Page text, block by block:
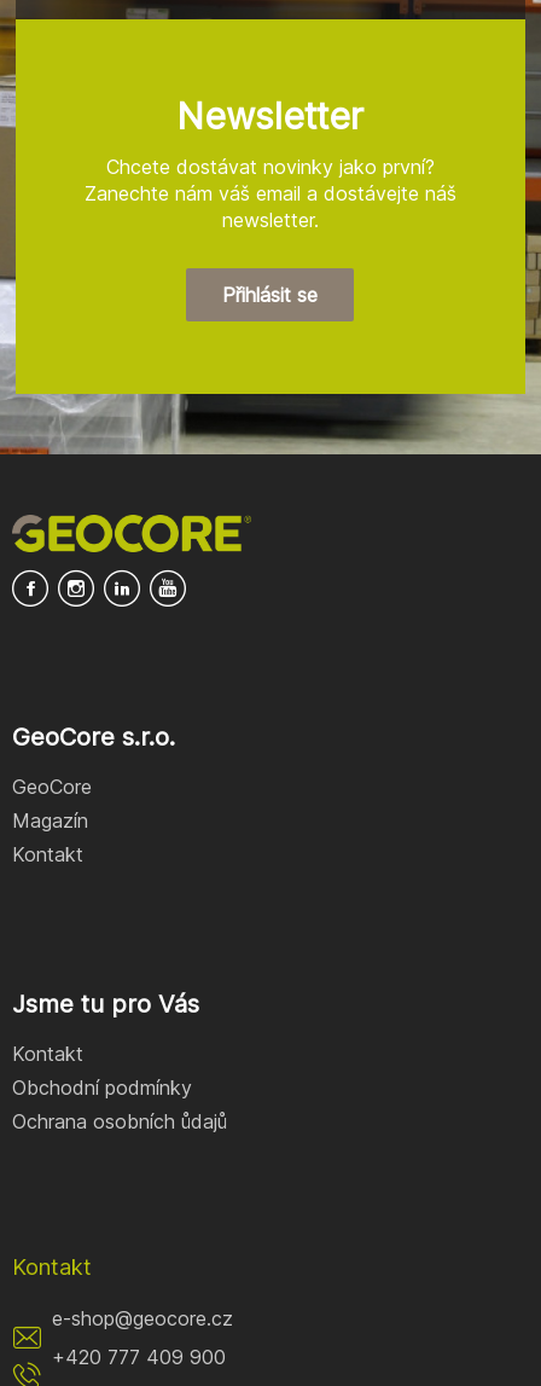
á
p
a
t
í
Newsletter
Chcete dostávat novinky jako první?
Zanechte nám váš email a dostávejte náš
newsletter.
Přihlásit se
GeoCore s.r.o.
GeoCore
Magazín
Kontakt
Jsme tu pro Vás
Kontakt
Obchodní podmínky
Ochrana osobních ůdajů
Kontakt
e-shop@geocore.cz
+420 777 409 900